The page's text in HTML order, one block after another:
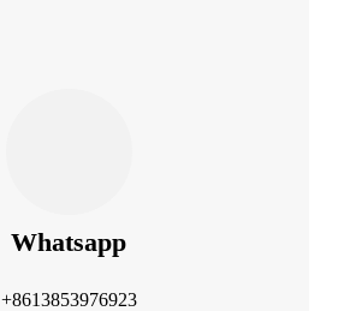
Whatsapp
+8613853976923